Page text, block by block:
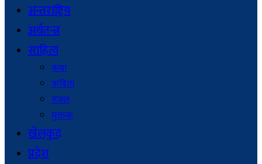
अन्तराष्ट्रिय
अर्थतन्त्र
साहित्य
कथा
कविता
गजल
मुक्तक
खेलकुद
प्रदेश